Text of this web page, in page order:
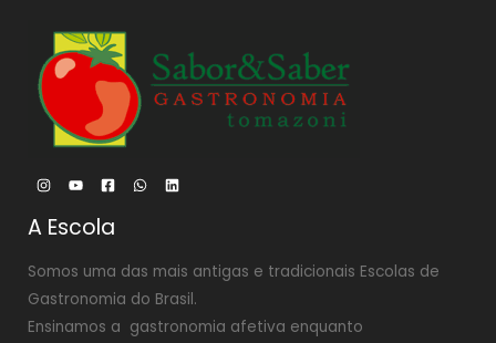
A Escola
Somos uma das mais antigas e tradicionais Escolas de
Gastronomia do Brasil.
Ensinamos a gastronomia afetiva enquanto